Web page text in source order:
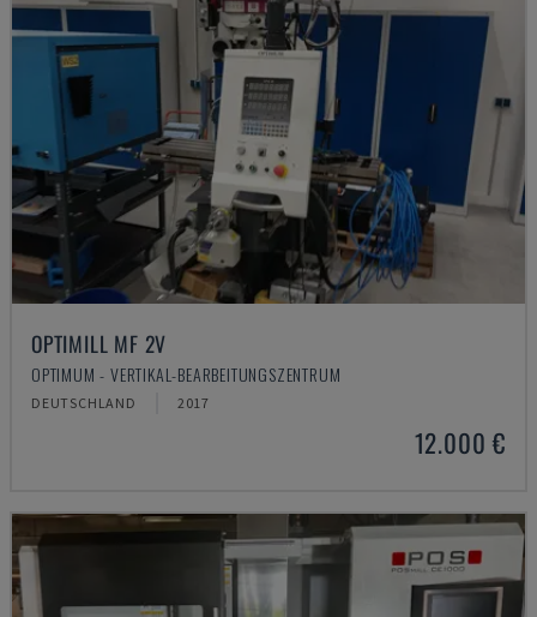
OPTIMILL MF 2V
OPTIMUM - VERTIKAL-BEARBEITUNGSZENTRUM
DEUTSCHLAND 2017
12.000 €